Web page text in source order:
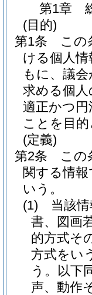
第1章
(目的)
第1条
この
ける個人
もに、議
求める個
適正かつ
ことを目
(定義)
第2条
この
関する情
いう。
(1)
当該
書、図画
的方式そ
方式をい
う。以下
声、動作